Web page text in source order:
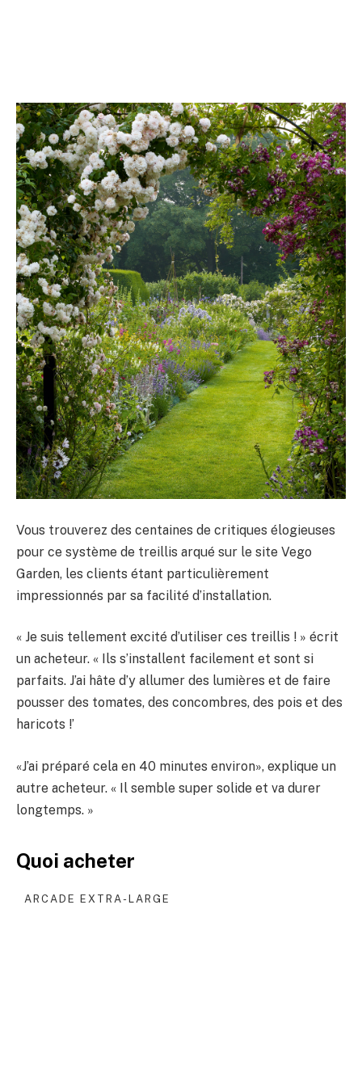
Vous trouverez des centaines de critiques élogieuses
pour ce système de treillis arqué sur le site Vego
Garden, les clients étant particulièrement
impressionnés par sa facilité d’installation.
« Je suis tellement excité d’utiliser ces treillis ! » écrit
un acheteur. « Ils s’installent facilement et sont si
parfaits. J’ai hâte d’y allumer des lumières et de faire
pousser des tomates, des concombres, des pois et des
haricots !’
«J’ai préparé cela en 40 minutes environ», explique un
autre acheteur. « Il semble super solide et va durer
longtemps. »
Quoi acheter
ARCADE EXTRA-LARGE